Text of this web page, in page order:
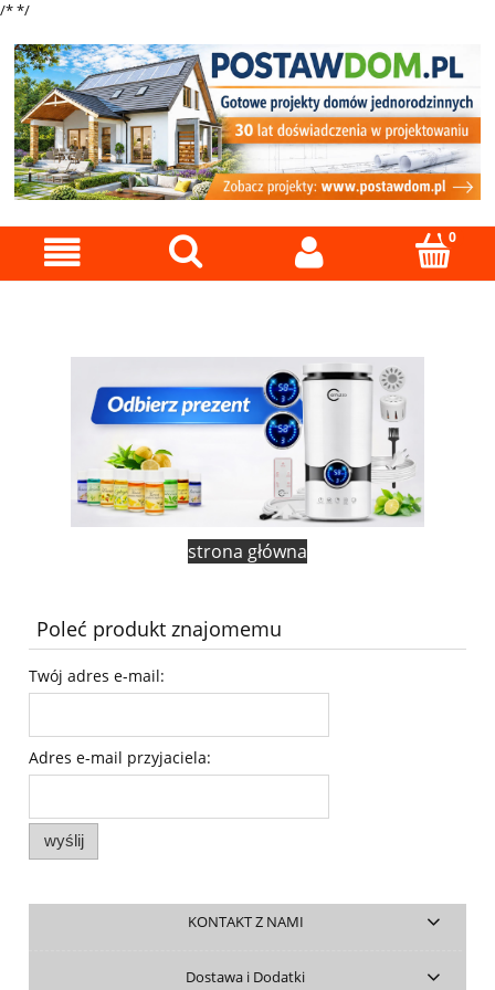
/**/
strona główna
Poleć produkt znajomemu
Twój adres e-mail:
Adres e-mail przyjaciela:
wyślij
KONTAKT Z NAMI
Dostawa i Dodatki